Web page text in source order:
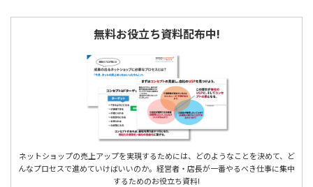
無料お役立ち資料配布中!
ネットショップの売上アップを実現するためには、どのようなことを決めて、ど
んなプロセスで進めていけばいいのか。経営者・店長が一番やるべき仕事に集中
するためのお役立ち資料!